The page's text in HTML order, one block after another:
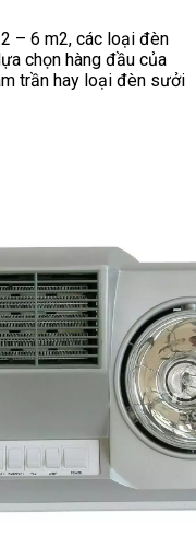
– 6 m2, các loại đèn
chọn hàng đầu của
trần hay loại đèn sưởi